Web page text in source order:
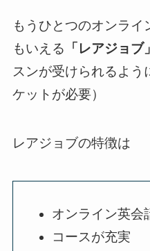
もうひとつのオンライ
もいえる 「レアジョブ」
スンが受けられるよう
ケットが必要）
レアジョブの特徴は
オンライン英会
コースが充実